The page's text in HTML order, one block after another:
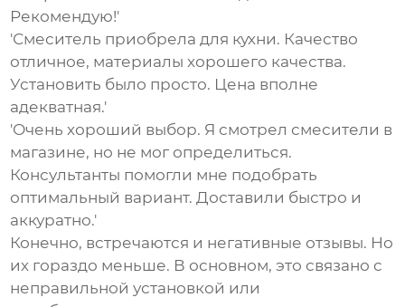
Рекомендую!'
'Смеситель приобрела для кухни. Качество
отличное, материалы хорошего качества.
Установить было просто. Цена вполне
адекватная.'
'Очень хороший выбор. Я смотрел смесители в
магазине, но не мог определиться.
Консультанты помогли мне подобрать
оптимальный вариант. Доставили быстро и
аккуратно.'
Конечно, встречаются и негативные отзывы. Но
их гораздо меньше. В основном, это связано с
неправильной установкой или